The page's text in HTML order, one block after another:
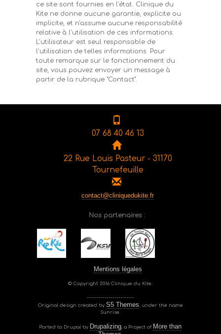
ce site sont fournies en l'état. Clinique du
Kite ne donne aucune garantie, explicite ou
implicite, et n'assume aucune responsabilité
relative à l'utilisation de ces informations.
L'utilisateur est seul responsable de
l'utilisation de telles informations. Pour
toute remarque sur le fonctionnement du
site, vous pouvez envoyer un message à
partir de la rubrique "Contact".
07 68 40 46 13
22 Rue Louis Pasteur - 31170
Tournefeuille
contact@cliniquedukite.fr
Nos partenaires :
Mentions légales
© Copyright 2016 Clinique du Kite.
------------------------
Original design created by S5 Themes , under the name
Sunrise.
Ported to Drupal by Drupalizing , a Project of More than